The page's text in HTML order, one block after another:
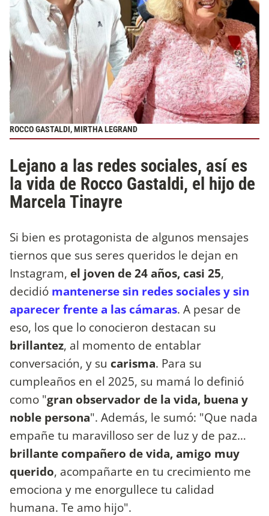
ROCCO GASTALDI, MIRTHA LEGRAND
Lejano a las redes sociales, así es
la vida de Rocco Gastaldi, el hijo de
Marcela Tinayre
Si bien es protagonista de algunos mensajes
tiernos que sus seres queridos le dejan en
Instagram, el joven de 24 años, casi 25,
decidió mantenerse sin redes sociales y sin
aparecer frente a las cámaras. A pesar de
eso, los que lo conocieron destacan su
brillantez, al momento de entablar
conversación, y su carisma. Para su
cumpleaños en el 2025, su mamá lo definió
como "gran observador de la vida, buena y
noble persona". Además, le sumó: "Que nada
empañe tu maravilloso ser de luz y de paz…
brillante compañero de vida, amigo muy
querido, acompañarte en tu crecimiento me
emociona y me enorgullece tu calidad
humana. Te amo hijo".